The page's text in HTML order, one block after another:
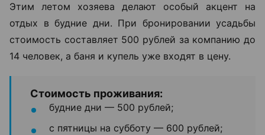
Этим летом хозяева делают особый акцент на
отдых в будние дни. При бронировании усадьбы
стоимость составляет 500 рублей за компанию до
14 человек, а баня и купель уже входят в цену.
Стоимость проживания:
будние дни — 500 рублей;
с пятницы на субботу — 600 рублей;